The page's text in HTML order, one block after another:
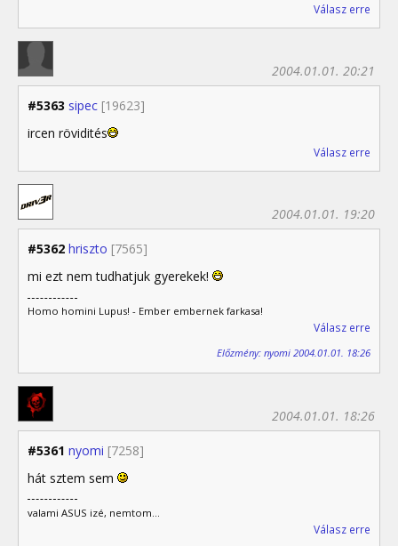
Válasz erre
#5363 sipec [19623]
2004.01.01. 20:21
ircen rövidités
Válasz erre
#5362 hriszto [7565]
2004.01.01. 19:20
mi ezt nem tudhatjuk gyerekek!
Homo homini Lupus! - Ember embernek farkasa!
Válasz erre
Előzmény: nyomi 2004.01.01. 18:26
#5361 nyomi [7258]
2004.01.01. 18:26
hát sztem sem
valami ASUS izé, nemtom...
Válasz erre